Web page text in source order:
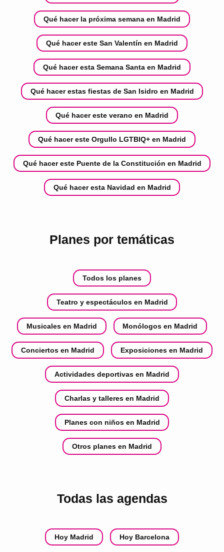
Qué hacer la próxima semana en Madrid
Qué hacer este San Valentín en Madrid
Qué hacer esta Semana Santa en Madrid
Qué hacer estas fiestas de San Isidro en Madrid
Qué hacer este verano en Madrid
Qué hacer este Orgullo LGTBIQ+ en Madrid
Qué hacer este Puente de la Constitución en Madrid
Qué hacer esta Navidad en Madrid
Planes por temáticas
Todos los planes
Teatro y espectáculos en Madrid
Musicales en Madrid Monólogos en Madrid
Conciertos en Madrid Exposiciones en Madrid
Actividades deportivas en Madrid
Charlas y talleres en Madrid
Planes con niños en Madrid
Otros planes en Madrid
Todas las agendas
Hoy Madrid Hoy Barcelona